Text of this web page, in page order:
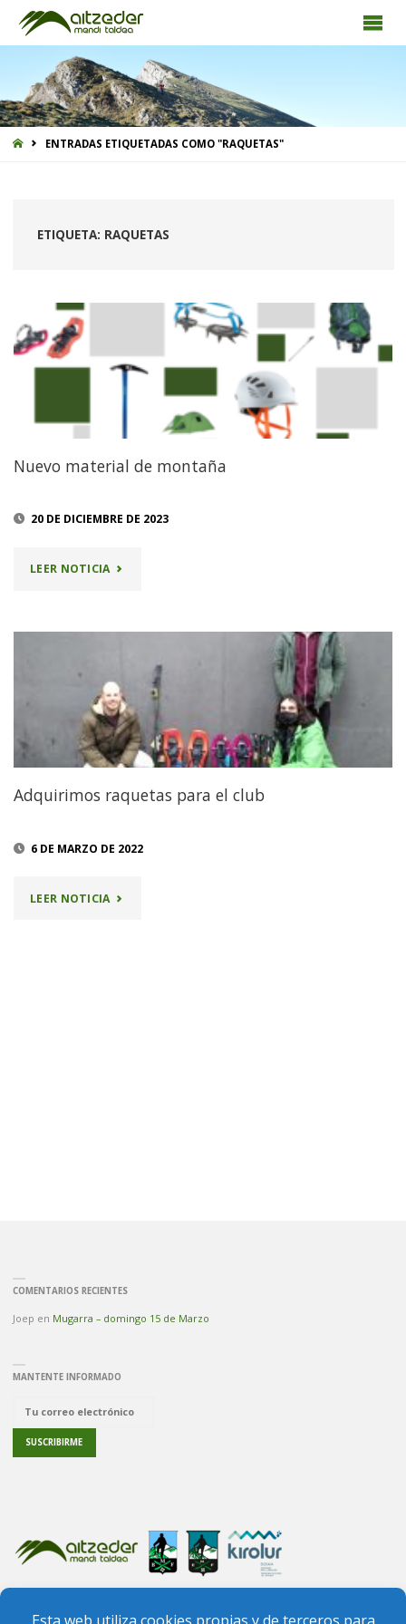
INICIOENTRADAS ETIQUETADAS COMO "RAQUETAS"
ETIQUETA: RAQUETAS
Nuevo material de montaña
20 DE DICIEMBRE DE 2023
LEER NOTICIA"NUEVO
MONTAÑA"
Adquirimos raquetas para el club
6 DE MARZO DE 2022
LEER NOTICIA"ADQUIRIMOS
COMENTARIOS RECIENTES
Joep en Mugarra – domingo 15 de Marzo
MANTENTE INFORMADO